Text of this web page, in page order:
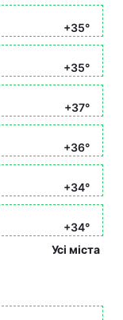
+35°
+35°
+37°
+36°
+34°
+34°
Усі міста